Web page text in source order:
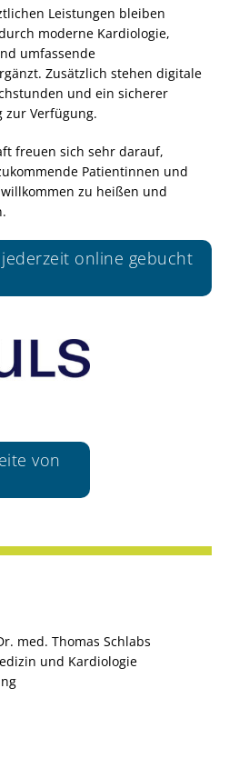
Leistungen bleiben
moderne Kardiologie,
umfassende
Zusätzlich stehen digitale
und ein sicherer
zur Verfügung.
freuen sich sehr darauf,
Patientinnen und
zu heißen und
online gebucht
von
med. Thomas Schlabs
und Kardiologie